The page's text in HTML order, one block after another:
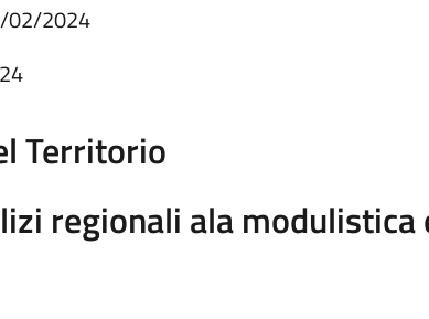
02/2024
Territorio
regionali ala modulistica